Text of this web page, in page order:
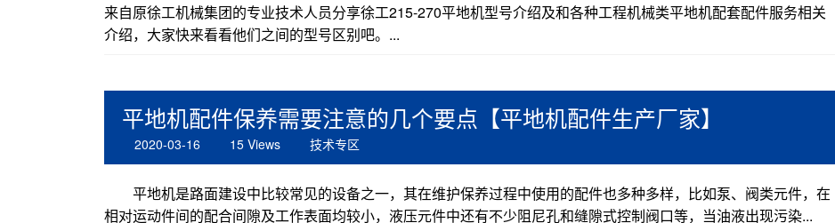
来自原徐工机械集团的专业技术人员分享徐工215-270平地机型号介绍及和各种工程机械类平地机配套配件服务相关
介绍，大家快来看看他们之间的型号区别吧。...
平地机配件保养需要注意的几个要点【平地机配件生产厂家】
2020-03-16 15 Views 技术专区
平地机是路面建设中比较常见的设备之一，其在维护保养过程中使用的配件也多种多样，比如泵、阀类元件，在
相对运动件间的配合间隙及工作表面均较小，液压元件中还有不少阻尼孔和缝隙式控制阀口等，当油液出现污染...